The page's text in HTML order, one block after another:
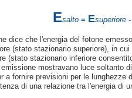
Esalto = Esuperiore-
dice che l'energia del fotone
(stato stazionario superiore), in
(stato stazionario inferiore
mostravano luce soltanto
a fornire previsioni per le lunghezze
di una relazione tra l'energia di